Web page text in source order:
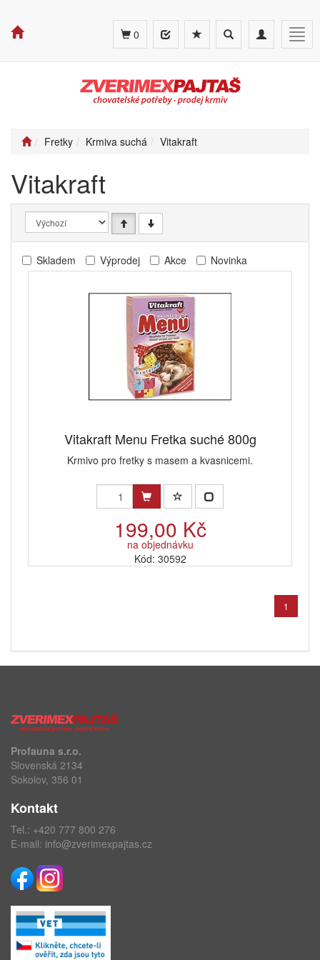
Toggle
navigation
Toggle
search
0
Fretky Krmiva suchá Vitakraft
Vitakraft
Skladem Výprodej Akce Novinka
Vitakraft Menu Fretka suché 800g
Krmivo pro fretky s masem a kvasnicemi.
199,00 Kč
na objednávku
Kód: 30592
1
Profauna s.r.o.
Slovenská 2134
Sokolov, 356 01
Kontakt
Tel.: +420 777 800 276
E-mail: info@zverimexpajtas.cz